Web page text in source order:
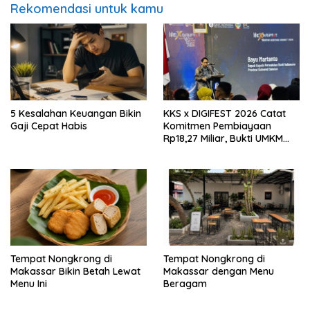
Rekomendasi untuk kamu
5 Kesalahan Keuangan Bikin
Gaji Cepat Habis
KKS x DIGIFEST 2026 Catat
Komitmen Pembiayaan
Rp18,27 Miliar, Bukti UMKM
Tempat Nongkrong di
Makassar Bikin Betah Lewat
Menu Ini
Tempat Nongkrong di
Makassar dengan Menu
Beragam